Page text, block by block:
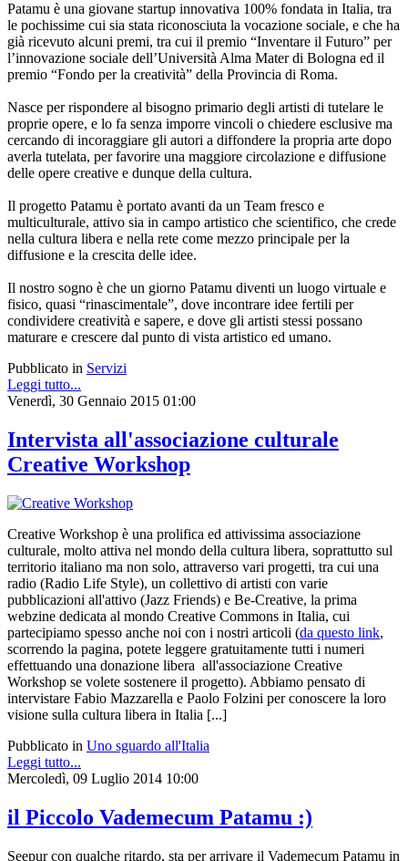
Patamu è una giovane startup innovativa 100% fondata in Italia, tra
le pochissime cui sia stata riconosciuta la vocazione sociale, e che ha
già ricevuto alcuni premi, tra cui il premio “Inventare il Futuro” per
l’innovazione sociale dell’Università Alma Mater di Bologna ed il
premio “Fondo per la creatività” della Provincia di Roma.
Nasce per rispondere al bisogno primario degli artisti di tutelare le
proprie opere, e lo fa senza imporre vincoli o chiedere esclusive ma
cercando di incoraggiare gli autori a diffondere la propria arte dopo
averla tutelata, per favorire una maggiore circolazione e diffusione
delle opere creative e dunque della cultura.
Il progetto Patamu è portato avanti da un Team fresco e
multiculturale, attivo sia in campo artistico che scientifico, che crede
nella cultura libera e nella rete come mezzo principale per la
diffusione e la crescita delle idee.
Il nostro sogno è che un giorno Patamu diventi un luogo virtuale e
fisico, quasi “rinascimentale”, dove incontrare idee fertili per
condividere creatività e sapere, e dove gli artisti stessi possano
maturare e crescere dal punto di vista artistico ed umano.
Pubblicato in Servizi
Leggi tutto...
Venerdì, 30 Gennaio 2015 01:00
Intervista all'associazione culturale
Creative Workshop
Creative Workshop è una prolifica ed attivissima associazione
culturale, molto attiva nel mondo della cultura libera, soprattutto sul
territorio italiano ma non solo, attraverso vari progetti, tra cui una
radio (Radio Life Style), un collettivo di artisti con varie
pubblicazioni all'attivo (Jazz Friends) e Be-Creative, la prima
webzine dedicata al mondo Creative Commons in Italia, cui
partecipiamo spesso anche noi con i nostri articoli (da questo link,
scorrendo la pagina, potete leggere gratuitamente tutti i numeri
effettuando una donazione libera all'associazione Creative
Workshop se volete sostenere il progetto). Abbiamo pensato di
intervistare Fabio Mazzarella e Paolo Folzini per conoscere la loro
visione sulla cultura libera in Italia [...]
Pubblicato in Uno sguardo all'Italia
Leggi tutto...
Mercoledì, 09 Luglio 2014 10:00
il Piccolo Vademecum Patamu :)
Seepur con qualche ritardo, sta per arrivare il Vademecum Patamu in